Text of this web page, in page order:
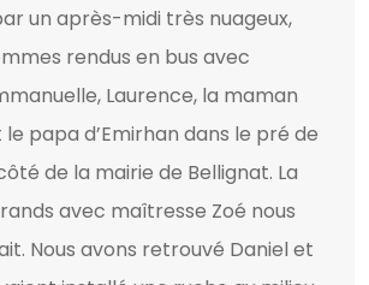
un après-midi très nuageux,
rendus en bus avec
Laurence, la maman
le papa d’Emirhan dans le pré de
de la mairie de Bellignat. La
avec maîtresse Zoé nous
Nous avons retrouvé Daniel et